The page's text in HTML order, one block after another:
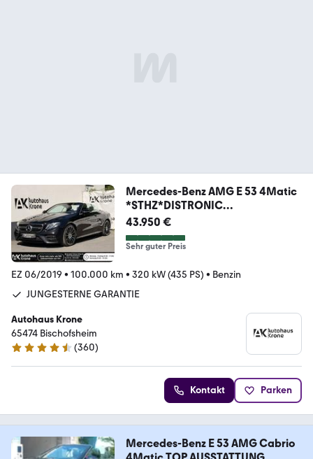
Mercedes-Benz AMG E 53 4Matic
*STHZ*DISTRONIC
PLUS*360CAM*
43.950 €
Sehr guter Preis
EZ 06/2019 • 100.000 km • 320 kW (435 PS) • Benzin
JUNGESTERNE GARANTIE
Autohaus Krone
65474 Bischofsheim
4.6 Sterne
(360)
Kontakt Parken
Mercedes-Benz E 53 AMG Cabrio